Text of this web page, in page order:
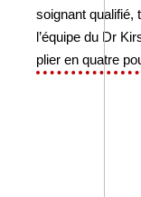
soignant qualifié,
l’équipe du Dr
plier en quatre